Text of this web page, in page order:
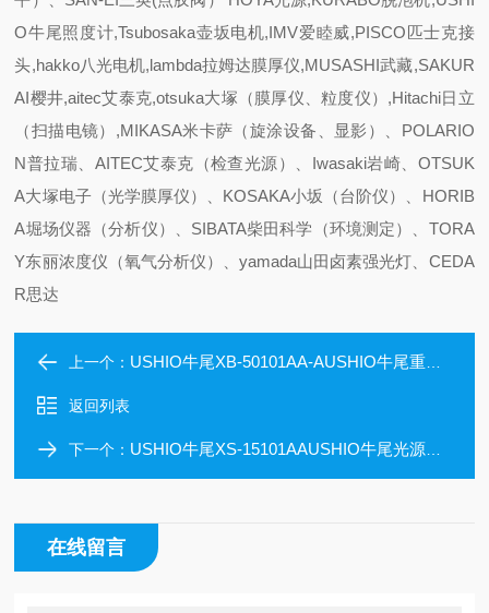
O牛尾照度计,Tsubosaka壶坂电机,IMV爱睦威,PISCO匹士克接
头,hakko八光电机,lambda拉姆达膜厚仪,MUSASHI武藏,SAKUR
AI樱井,aitec艾泰克,otsuka大塚（膜厚仪、粒度仪）,Hitachi日立
（扫描电镜）,MIKASA米卡萨（旋涂设备、显影）、POLARIO
N普拉瑞、AITEC艾泰克（检查光源）、Iwasaki岩崎、OTSUK
A大塚电子（光学膜厚仪）、KOSAKA小坂（台阶仪）、HORIB
A堀场仪器（分析仪）、SIBATA柴田科学（环境测定）、TORA
Y东丽浓度仪（氧气分析仪）、yamada山田卤素强光灯、CEDA
R思达
上一个： USHIO牛尾XB-50101AA-AUSHIO牛尾重量轻光源装置
返回列表
下一个： USHIO牛尾XS-15101AAUSHIO牛尾光源装置
在线留言